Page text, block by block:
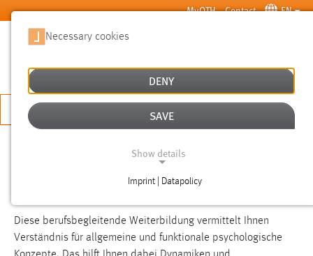
Skip to main content MyOTH Contact EN
APPLY NOW
You are here:
Diese berufsbegleitende Weiterbildung vermittelt Ihnen
Verständnis für allgemeine und funktionale psychologische
Necessary cookies
DENY
SAVE
Show details
Imprint | Datapolicy